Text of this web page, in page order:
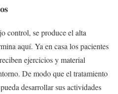
control, se produce el alta
aquí. Ya en casa los pacientes
ejercicios y material
De modo que el tratamiento
desarrollar sus actividades